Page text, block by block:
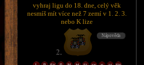
vyhraj ligu do 18. dne, celý věk
nesmíš mít více než 7 zemí v 1. 2. 3.
nebo K lize